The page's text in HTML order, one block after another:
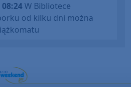
08:24W Bibliotece
od kilku dni można